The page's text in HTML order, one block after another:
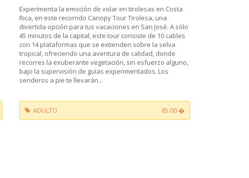
Experimenta la emoción de volar en tirolesas en Costa
Rica, en este recorrido Canopy Tour Tirolesa, una
divertida opción para tus vacaciones en San José. A sólo
45 minutos de la capital, este tour consiste de 10 cables
con 14 plataformas que se extienden sobre la selva
tropical, ofreciendo una aventura de calidad, donde
recorres la exuberante vegetación, sin esfuerzo alguno,
bajo la supervisión de guías experimentados. Los
senderos a pie te llevarán...
ADULTO 85.00 �